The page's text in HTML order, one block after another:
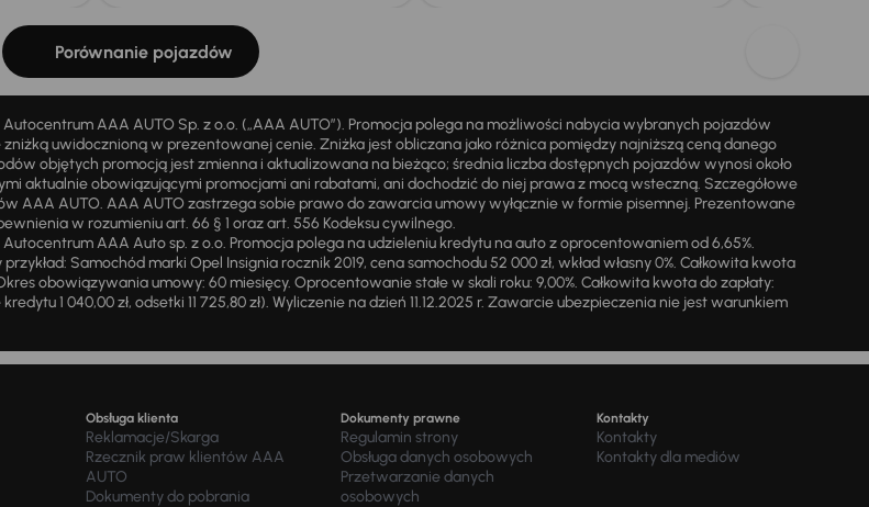
Porównanie pojazdów
AAA AUTO Sp. z o.o. („AAA AUTO”). Promocja polega na możliwości nabycia wybranych pojazdów
uwidocznioną w prezentowanej cenie. Zniżka jest obliczana jako różnica pomiędzy najniższą ceną danego
objętych promocją jest zmienna i aktualizowana na bieżąco; średnia liczba dostępnych pojazdów wynosi około
aktualnie obowiązującymi promocjami ani rabatami, ani dochodzić do niej prawa z mocą wsteczną. Szczegółowe
AAA AUTO. AAA AUTO zastrzega sobie prawo do zawarcia umowy wyłącznie w formie pisemnej. Prezentowane
w rozumieniu art. 66 § 1 oraz art. 556 Kodeksu cywilnego.
AAA Auto sp. z o.o. Promocja polega na udzieleniu kredytu na auto z oprocentowaniem od 6,65%.
Samochód marki Opel Insignia rocznik 2019, cena samochodu 52 000 zł, wkład własny 0%. Całkowita kwota
obowiązywania umowy: 60 miesięcy. Oprocentowanie stałe w skali roku: 9,00%. Całkowita kwota do zapłaty:
1 040,00 zł, odsetki 11 725,80 zł). Wyliczenie na dzień 11.12.2025 r. Zawarcie ubezpieczenia nie jest warunkiem
Obsługa klienta
Reklamacje/Skarga
Rzecznik praw klientów AAA
AUTO
Dokumenty do pobrania
Dokumenty prawne
Regulamin strony
Obsługa danych osobowych
Przetwarzanie danych
osobowych
Kontakty
Kontakty
Kontakty dla mediów